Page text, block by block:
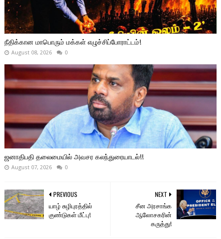
நீதிக்கான மாபொரும் மக்கள் எழுச்சிப்போராட்டம்!
August 08, 2026 0
ஜனாதிபதி தலைமையில் அவசர கலந்துரையாடல்!!
August 07, 2026 0
NEXT
சீன அரசாங்க
ஆலோசகரின்
கருத்து!
PREVIOUS
யாழ் சுழிபுரத்தில்
குண்டுகள் மீட்பு!